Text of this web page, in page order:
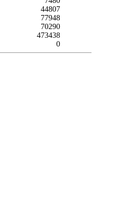
44807
77948
70290
473438
0